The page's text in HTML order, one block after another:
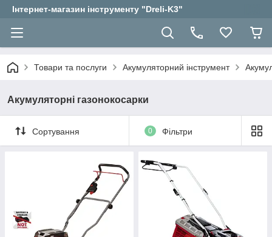
Інтернет-магазин інструменту "Dreli-K3"
Товари та послуги Акумуляторний інструмент
Акумуляторні газонокосарки
Сортування 0 Фільтри